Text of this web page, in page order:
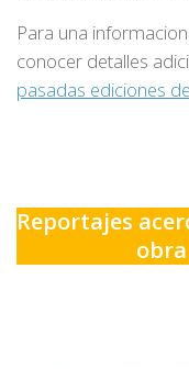
Para una
conocer detalles
pasadas ediciones
Reportajes
obra